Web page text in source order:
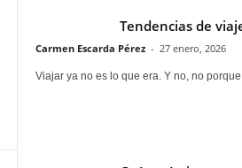
Tendencias de
Carmen Escarda Pérez - 27 enero, 2026
Viajar ya no es lo que era. Y no, no